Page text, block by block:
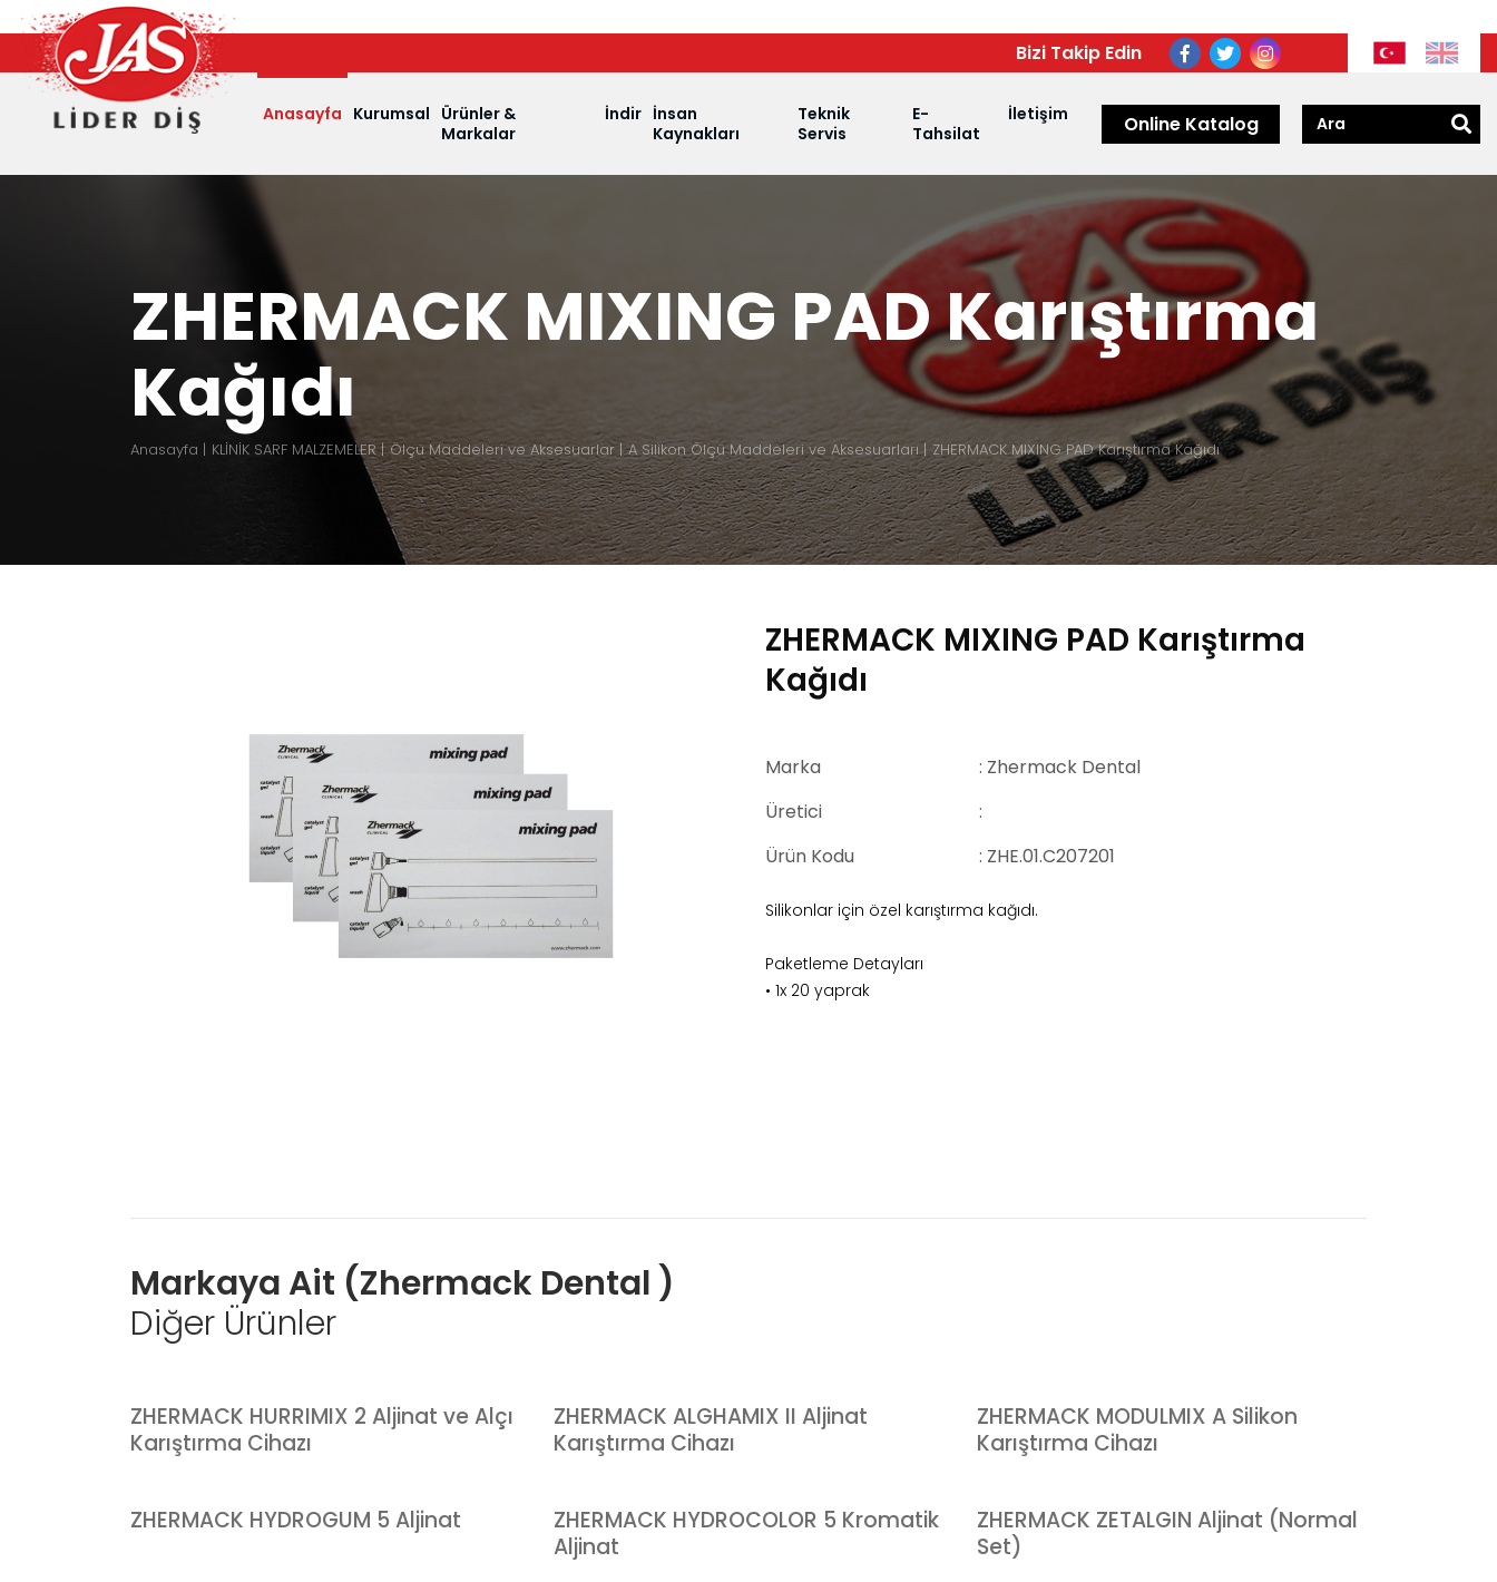
Bizi Takip Edin
Anasayfa Kurumsal Ürünler &
Markalar
İndir İnsan
Kaynakları
Teknik
Servis
E-
Tahsilat
İletişim Online Katalog
ZHERMACK MIXING PAD Karıştırma
Kağıdı
Anasayfa KLİNİK SARF MALZEMELER Ölçü Maddeleri ve Aksesuarlar A Silikon Ölçü Maddeleri ve Aksesuarları ZHERMACK MIXING PAD Karıştırma Kağıdı
ZHERMACK MIXING PAD Karıştırma
Kağıdı
Marka
: Zhermack Dental
Üretici
:
Ürün Kodu
: ZHE.01.C207201
Silikonlar için özel karıştırma kağıdı.
Paketleme Detayları
• 1x 20 yaprak
Markaya Ait (Zhermack Dental )
Diğer Ürünler
ZHERMACK HURRIMIX 2 Aljinat ve Alçı
Karıştırma Cihazı
ZHERMACK ALGHAMIX II Aljinat
Karıştırma Cihazı
ZHERMACK MODULMIX A Silikon
Karıştırma Cihazı
ZHERMACK HYDROGUM 5 Aljinat
ZHERMACK HYDROCOLOR 5 Kromatik
Aljinat
ZHERMACK ZETALGIN Aljinat (Normal
Set)